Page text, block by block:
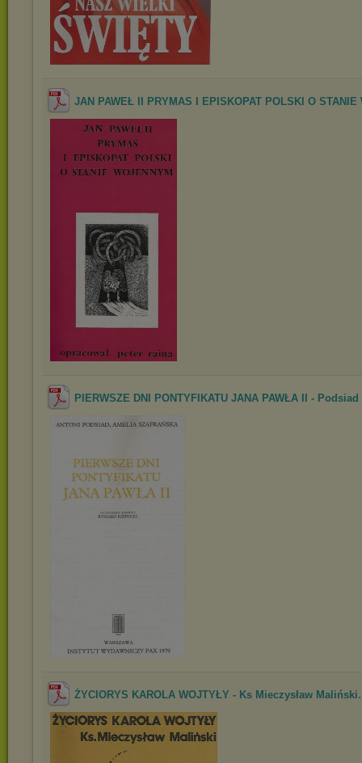
JAN PAWEŁ II PRYMAS I EPISKOPAT POLSKI O STANIE
PIERWSZE DNI PONTYFIKATU JANA PAWŁA II -
ŻYCIORYS KAROLA WOJTYŁY - Ks Mieczysław Maliński